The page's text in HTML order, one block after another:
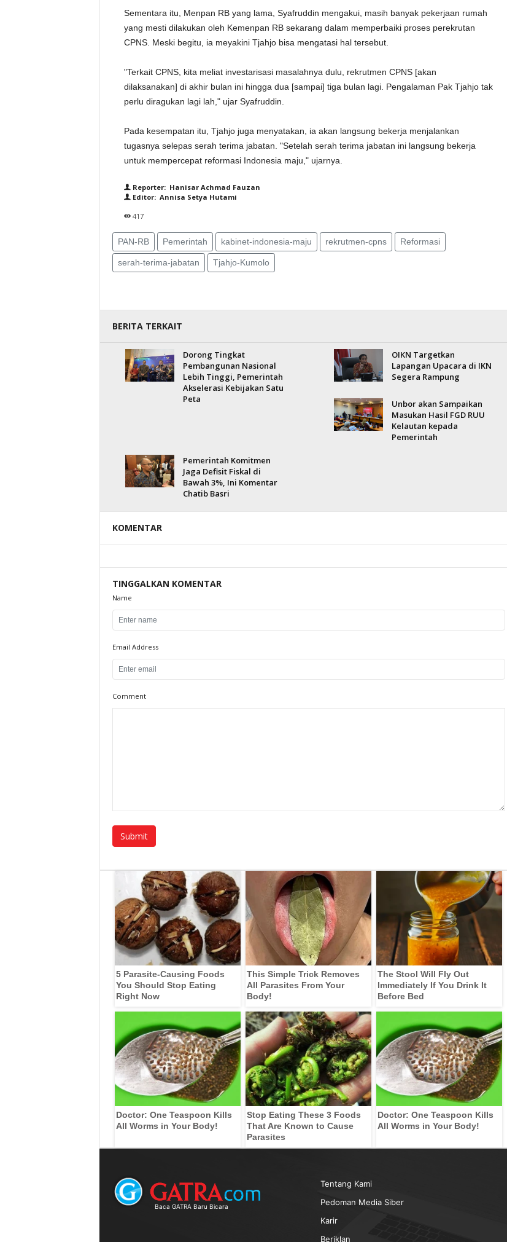
Sementara itu, Menpan RB yang lama, Syafruddin mengakui, masih banyak pekerjaan rumah
yang mesti dilakukan oleh Kemenpan RB sekarang dalam memperbaiki proses perekrutan
CPNS. Meski begitu, ia meyakini Tjahjo bisa mengatasi hal tersebut.
"Terkait CPNS, kita meliat investarisasi masalahnya dulu, rekrutmen CPNS [akan
dilaksanakan] di akhir bulan ini hingga dua [sampai] tiga bulan lagi. Pengalaman Pak Tjahjo tak
perlu diragukan lagi lah," ujar Syafruddin.
Pada kesempatan itu, Tjahjo juga menyatakan, ia akan langsung bekerja menjalankan
tugasnya selepas serah terima jabatan. "Setelah serah terima jabatan ini langsung bekerja
untuk mempercepat reformasi Indonesia maju," ujarnya.
Reporter: Hanisar Achmad Fauzan
Editor: Annisa Setya Hutami
417
PAN-RB Pemerintah kabinet-indonesia-maju rekrutmen-cpns Reformasi
serah-terima-jabatan Tjahjo-Kumolo
BERITA TERKAIT
Dorong Tingkat
Pembangunan Nasional
Lebih Tinggi, Pemerintah
Akselerasi Kebijakan Satu
Peta
OIKN Targetkan
Lapangan Upacara di IKN
Segera Rampung
Unbor akan Sampaikan
Masukan Hasil FGD RUU
Kelautan kepada
Pemerintah
Pemerintah Komitmen
Jaga Defisit Fiskal di
Bawah 3%, Ini Komentar
Chatib Basri
KOMENTAR
TINGGALKAN KOMENTAR
Name
Email Address
Comment
5 Parasite-Causing Foods
You Should Stop Eating
Right Now
This Simple Trick Removes
All Parasites From Your
Body!
The Stool Will Fly Out
Immediately If You Drink It
Before Bed
Doctor: One Teaspoon Kills
All Worms in Your Body!
Stop Eating These 3 Foods
That Are Known to Cause
Parasites
Doctor: One Teaspoon Kills
All Worms in Your Body!
Baca GATRA Baru Bicara
Tentang Kami
Pedoman Media Siber
Karir
Beriklan